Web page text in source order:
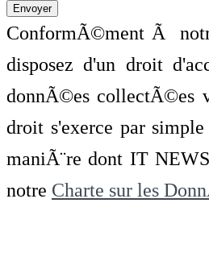
ConformÃ©ment Ã
disposez d'un droit
donnÃ©es collectÃ©es
droit s'exerce par
maniÃ¨re dont IT
notre Charte sur les